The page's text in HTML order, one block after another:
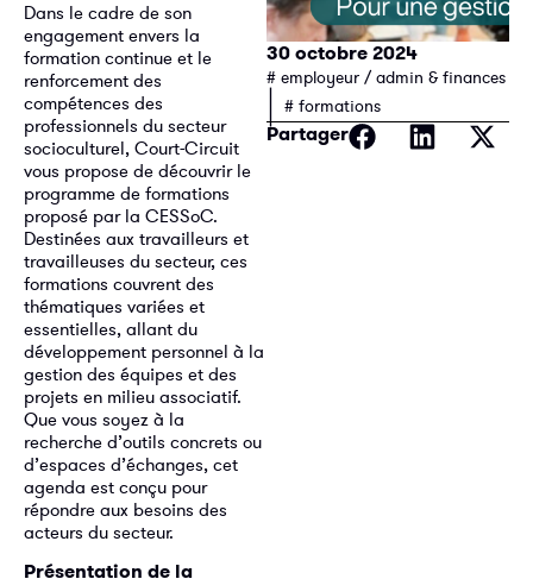
Dans le cadre de son
engagement envers la
formation continue et le
renforcement des
compétences des
professionnels du secteur
socioculturel, Court-Circuit
vous propose de découvrir le
programme de formations
proposé par la CESSoC.
Destinées aux travailleurs et
travailleuses du secteur, ces
formations couvrent des
thématiques variées et
essentielles, allant du
développement personnel à la
gestion des équipes et des
projets en milieu associatif.
Que vous soyez à la
recherche d’outils concrets ou
d’espaces d’échanges, cet
agenda est conçu pour
répondre aux besoins des
acteurs du secteur.
Présentation de la
30 octobre 2024
# employeur / admin & finances
| # formations
Partager